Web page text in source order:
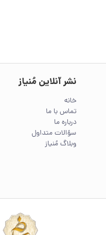
نشر آنلاین مُنیاز
خانه
تماس با ما
درباره ما
سؤالات متداول
وبلاگ مُنیاز